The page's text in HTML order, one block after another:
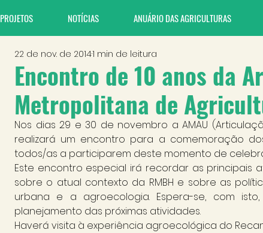
PROJETOS NOTÍCIAS ANUÁRIO DAS AGRICULTURAS
Encontro de 10 anos da
Metropolitana de
22 de nov. de 20141 min de leitura
Nos dias 29 e 30 de novembro a AMAU
realizará um encontro para a comemoração
todos/as a participarem deste momento de
Este encontro especial irá recordar as principais
sobre o atual contexto da RMBH e sobre as
urbana e a agroecologia. Espera-se, com
planejamento das próximas atividades.
Haverá visita à experiência agroecológica do